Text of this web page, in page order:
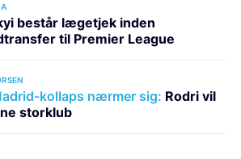
består lægetjek inden
til Premier League
kollaps nærmer sig: Rodri vil
storklub